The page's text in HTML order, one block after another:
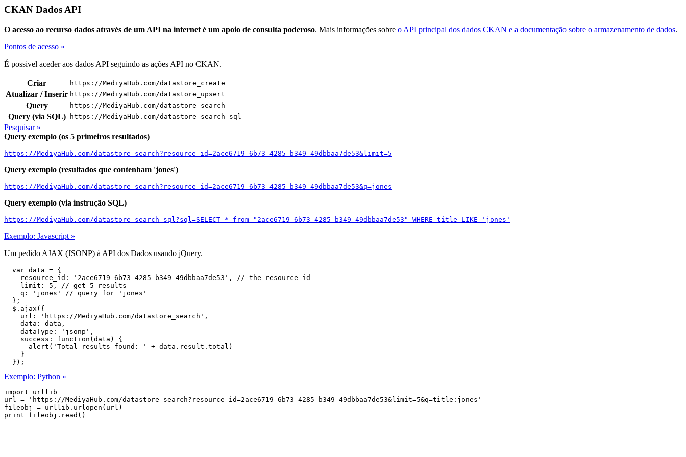
CKAN Dados API
O acesso ao recurso dados através de um API na internet é um apoio de consulta poderoso. Mais informações sobre o API principal dos dados CKAN e a documentação sobre o armazenamento de dados.
Pontos de acesso »
É possivel aceder aos dados API seguindo as ações API no CKAN.
Criar https://MediyaHub.com/datastore_create
Atualizar / Inserir https://MediyaHub.com/datastore_upsert
Query https://MediyaHub.com/datastore_search
Query (via SQL) https://MediyaHub.com/datastore_search_sql
Pesquisar »
Query exemplo (os 5 primeiros resultados)
https://MediyaHub.com/datastore_search?resource_id=2ace6719-6b73-4285-b349-49dbbaa7de53&limit=5
Query exemplo (resultados que contenham 'jones')
https://MediyaHub.com/datastore_search?resource_id=2ace6719-6b73-4285-b349-49dbbaa7de53&q=jones
Query exemplo (via instrução SQL)
https://MediyaHub.com/datastore_search_sql?sql=SELECT * from "2ace6719-6b73-4285-b349-49dbbaa7de53" WHERE title LIKE 'jones'
Exemplo: Javascript »
Um pedido AJAX (JSONP) à API dos Dados usando jQuery.
  var data = {
    resource_id: '2ace6719-6b73-4285-b349-49dbbaa7de53', // the resource id
    limit: 5, // get 5 results
    q: 'jones' // query for 'jones'
  };
  $.ajax({
    url: 'https://MediyaHub.com/datastore_search',
    data: data,
    dataType: 'jsonp',
    success: function(data) {
      alert('Total results found: ' + data.result.total)
    }
  });
Exemplo: Python »
import urllib
url = 'https://MediyaHub.com/datastore_search?resource_id=2ace6719-6b73-4285-b349-49dbbaa7de53&limit=5&q=title:jones'
fileobj = urllib.urlopen(url)